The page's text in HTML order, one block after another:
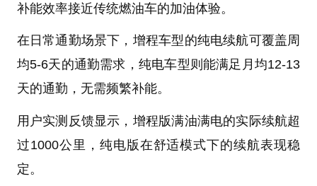
补能效率接近传统燃油车的加油体验。
在日常通勤场景下，增程车型的纯电续航可覆盖周
均5-6天的通勤需求，纯电车型则能满足月均12-13
天的通勤，无需频繁补能。
用户实测反馈显示，增程版满油满电的实际续航超
过1000公里，纯电版在舒适模式下的续航表现稳
定。